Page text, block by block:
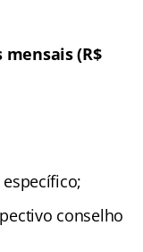
(R$
conselho